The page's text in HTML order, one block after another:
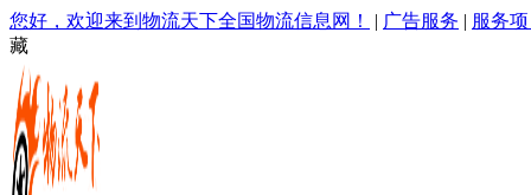
您好，欢迎来到物流天下全国物流信息网！ | 广告服务 | 服务
藏